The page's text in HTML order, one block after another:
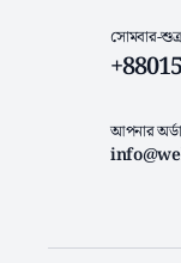
সোমবার-
আপনার